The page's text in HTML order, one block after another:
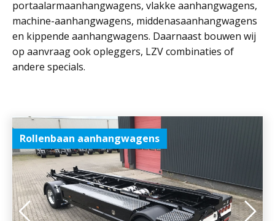
portaalarmaanhangwagens, vlakke aanhangwagens,
machine-aanhangwagens, middenasaanhangwagens
en kippende aanhangwagens. Daarnaast bouwen wij
op aanvraag ook opleggers, LZV combinaties of
andere specials.
Rollenbaan aanhangwagens